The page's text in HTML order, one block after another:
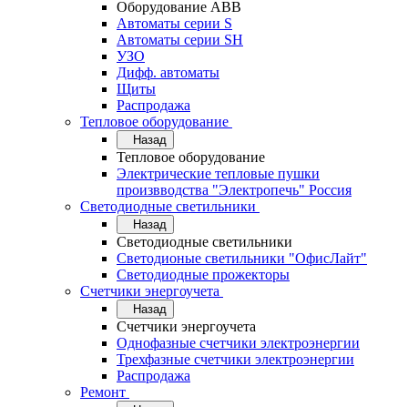
Оборудование АВВ
Автоматы серии S
Автоматы серии SH
УЗО
Дифф. автоматы
Щиты
Распродажа
Тепловое оборудование
Назад
Тепловое оборудование
Электрические тепловые пушки
произвводства "Электропечь" Россия
Светодиодные светильники
Назад
Светодиодные светильники
Светодионые светильники "ОфисЛайт"
Светодиодные прожекторы
Счетчики энергоучета
Назад
Счетчики энергоучета
Однофазные счетчики электроэнергии
Трехфазные счетчики электроэнергии
Распродажа
Ремонт